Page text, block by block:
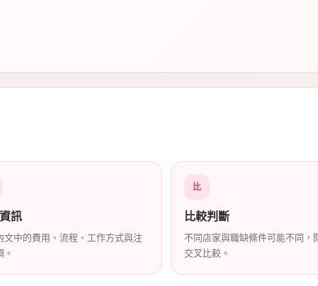
訊
文中的費用、流程、工作方式與注
。
比
比較判斷
不同店家與職缺條件可能不同，
交叉比較。